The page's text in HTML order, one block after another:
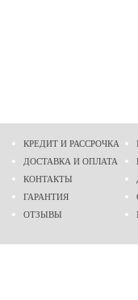
КРЕДИТ И РАССРОЧКА
ДОСТАВКА И ОПЛАТА
КОНТАКТЫ
ГАРАНТИЯ
ОТЗЫВЫ